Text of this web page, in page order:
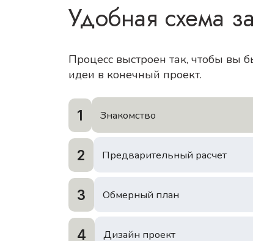
Удобная схема
Процесс выстроен так, чтобы
идеи в конечный проект.
1 Знакомство
2 Предварительный расчет
3 Обмерный план
4 Дизайн проект